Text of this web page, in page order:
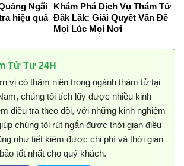
Ngãi
hiệu quả
Khám Phá Dịch Vụ Thám Tử
Đăk Lăk: Giải Quyết Vấn Đề
Mọi Lúc Mọi Nơi
Tử Tư 24H
vị có thâm niên trong ngành thám tử tại
chúng tôi tích lũy được nhiều kinh
điều tra theo dõi, với những kinh nghiệm
chúng tôi rút ngắn được thời gian điều
như tiết kiệm được chi phí và thời gian
tốt nhất cho quý khách.